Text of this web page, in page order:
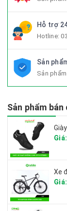
Hỗ trợ
Hotline:
Sản
Sản
Sản phẩm bán
Xe